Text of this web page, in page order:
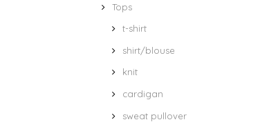
Tops
t-shirt
shirt/blouse
knit
cardigan
sweat pullover